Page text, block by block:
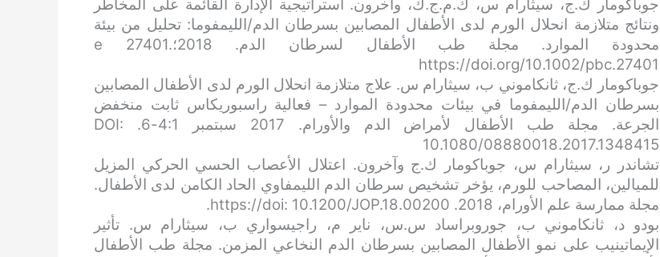
جوباكومار ك.ج، سيثارام س، ك.م.ج.ك، وآخرون. استراتيجية الإدارة القائمة على المخاطر
ونتائج متلازمة انحلال الورم لدى الأطفال المصابين بسرطان الدم/الليمفوما: تحليل من بيئة
محدودة الموارد. مجلة طب الأطفال لسرطان الدم. 2018؛e 27401.
https://doi.org/10.1002/pbc.27401
جوباكومار ك.ج، ثانكاموني ب، سيثارام س. علاج متلازمة انحلال الورم لدى الأطفال المصابين
بسرطان الدم/الليمفوما في بيئات محدودة الموارد – فعالية راسبوريكاس ثابت منخفض
الجرعة. مجلة طب الأطفال لأمراض الدم والأورام. 2017 سبتمبر 4:1-6. DOI:
10.1080/08880018.2017.1348415
تشاندر ر، سيثارام س، جوباكومار ك.ج وآخرون. اعتلال الأعصاب الحسي الحركي المزيل
للميالين، المصاحب للورم، يؤخر تشخيص سرطان الدم الليمفاوي الحاد الكامن لدى الأطفال.
مجلة ممارسة علم الأورام، 2018. https://doi: 10.1200/JOP.18.00200.
بودو د، ثانكاموني ب، جوروبراساد س.س، ناير م، راجيسواري ب، سيثارام س. تأثير
الإيماتينيب على نمو الأطفال المصابين بسرطان الدم النخاعي المزمن. مجلة طب الأطفال